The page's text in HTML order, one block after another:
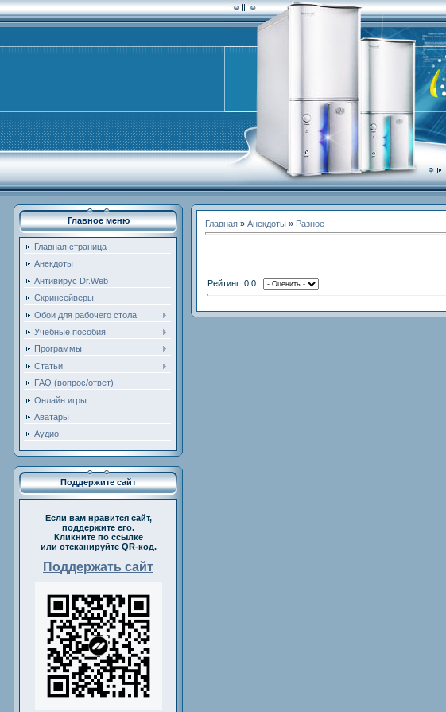
Главное меню
Главная страница
Анекдоты
Антивирус Dr.Web
Скринсейверы
Обои для рабочего стола
Учебные пособия
Программы
Статьи
FAQ (вопрос/ответ)
Онлайн игры
Аватары
Аудио
Поддержите сайт
Если вам нравится сайт,
поддержите его.
Кликните по ссылке
или отсканируйте QR-код.
Поддержать сайт
Главная » Анекдоты » Разное
Рейтинг: 0.0